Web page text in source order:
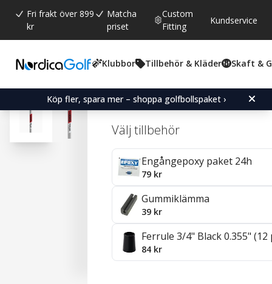
Fri frakt över 899
kr
Matcha
priset
Custom
Fitting
Kundservice
Klubbor Tillbehör & Kläder Skaft &
Köp fler, spara mer – shoppa golfbollspaket ›
Snittbetyg:
4.9 (röster:
19)
KBS C-Taper Lite Stål
Välj tillbehör
Engångepoxy paket 24h
79 kr
Gummiklämma
39 kr
Ferrule 3/4" Black 0.355" (12
84 kr